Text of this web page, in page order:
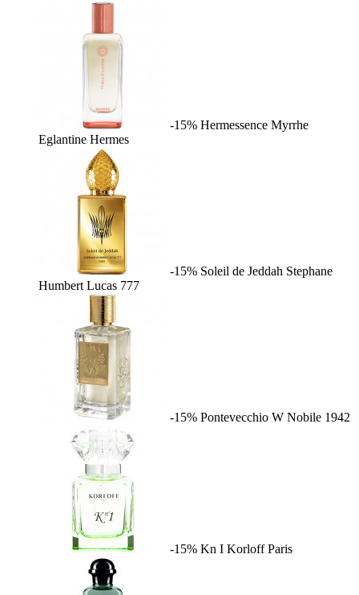
-15% Hermessence Myrrhe
Eglantine Hermes
-15% Soleil de Jeddah Stephane
Humbert Lucas 777
-15% Pontevecchio W Nobile 1942
-15% Kn I Korloff Paris